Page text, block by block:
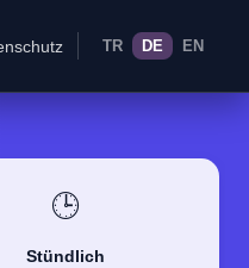
TR DE EN
🕒
Stündlich